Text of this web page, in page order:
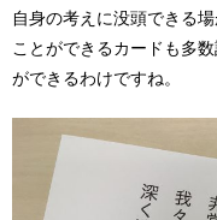
自身の考えに没頭できる
ことができるカードも多
ができるわけですね。